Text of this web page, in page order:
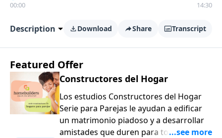
00:00 14:30
Description Download Share Transcript
Featured Offer
Constructores del Hogar
Los estudios Constructores del Hogar
Serie para Parejas le ayudan a edificar
un matrimonio piadoso y a desarrollar
amistades que duren para toda la vida.